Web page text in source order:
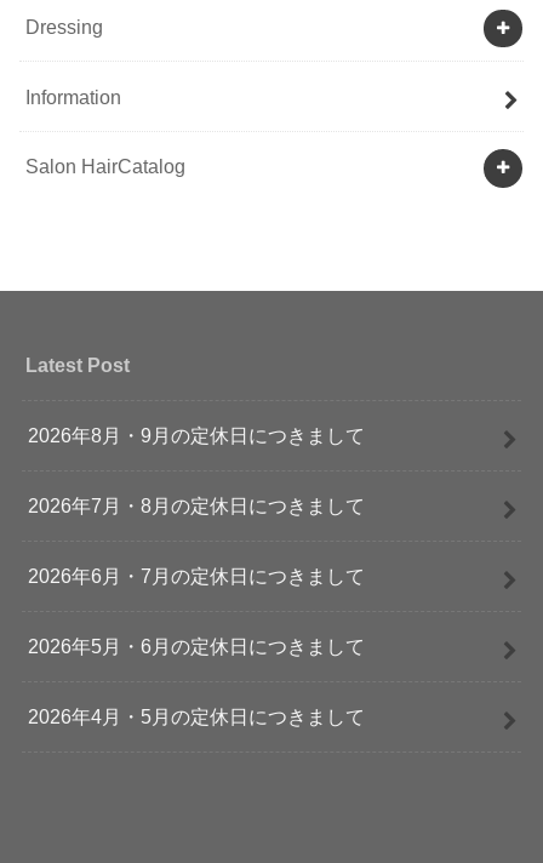
Dressing
Information
Salon HairCatalog
Latest Post
2026年8月・9月の定休日につきまして
2026年7月・8月の定休日につきまして
2026年6月・7月の定休日につきまして
2026年5月・6月の定休日につきまして
2026年4月・5月の定休日につきまして